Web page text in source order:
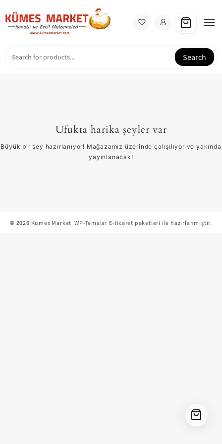
to
content
Search
Ufukta harika şeyler var
Büyük bir şey hazırlanıyor! Mağazamız üzerinde çalışılıyor ve yakında
yayınlanacak!
© 2026 Kümes Market WP-Temalar E-ticaret paketleri ile hazırlanmıştır.